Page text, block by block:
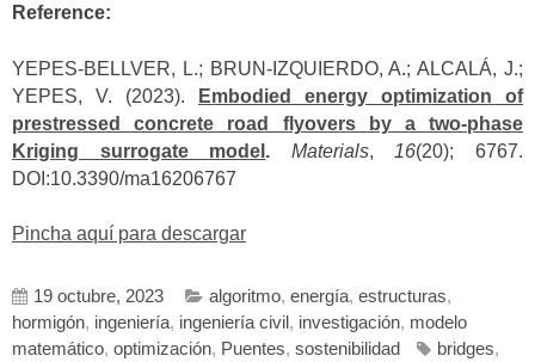
Reference:
YEPES-BELLVER, L.; BRUN-IZQUIERDO, A.; ALCALÁ, J.;
YEPES, V. (2023).
Embodied energy optimization of
prestressed concrete road flyovers by a two-phase
Kriging surrogate model . Materials, 16(20); 6767.
DOI:10.3390/ma16206767
Pincha aquí para descargar
19 octubre, 2023 algoritmo, energía, estructuras,
hormigón, ingeniería, ingeniería civil , investigación, modelo
matemático, optimización, Puentes, sostenibilidad bridges,